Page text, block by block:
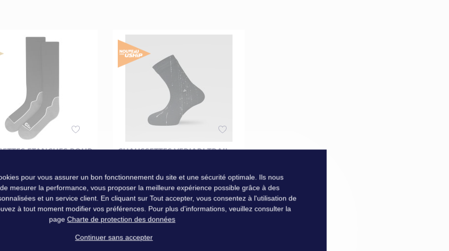
Dubarry
ETANCHES POUR
CHAUSSETTES VERJARI TRAIL
29,90 €
pour vous assurer un bon fonctionnement du site et une sécurité optimale. Ils nous
mesurer la performance, vous proposer la meilleure expérience possible grâce à des
et un service client. En cliquant sur Tout accepter, vous consentez à l'utilisation de
à tout moment modifier vos préférences. Pour plus d'informations, veuillez consulter la
page Charte de protection des données
Continuer sans accepter